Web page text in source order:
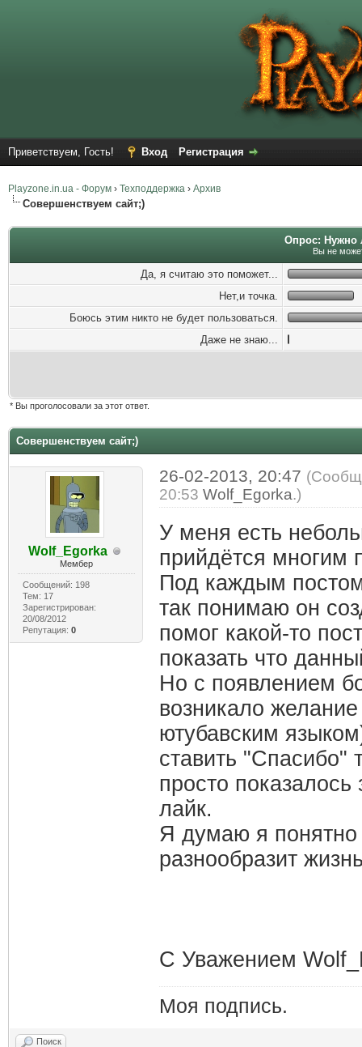
Приветствуем, Гость! Вход Регистрация
Playzone.in.ua - Форум › Техподдержка › Архив
Совершенствуем сайт;)
Опрос: Нужно
Вы не
Да, я считаю это поможет...
Нет,и точка.
Боюсь этим никто не будет пользоваться.
Даже не знаю...
* Вы проголосовали за этот ответ.
Совершенствуем сайт;)
Wolf_Egorka
Мембер
Сообщений: 198
Тем: 17
Зарегистрирован:
20/08/2012
Репутация: 0
26-02-2013, 20:47
20:53 Wolf_Egorka.)
У меня есть
прийдётся многим
Под каждым
так понимаю он
помог какой-то
показать что
Но с появлением
возникало
ютубавским
ставить "Спасибо"
просто
лайк.
Я думаю я
разнообразит
С Уважением
Моя подпись.
Поиск